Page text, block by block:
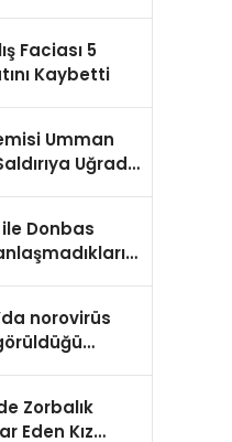
Faciası 5
Kaybetti
Umman
Uğradı
Donbas
norovirüs
Zorbalık
Eden Kız